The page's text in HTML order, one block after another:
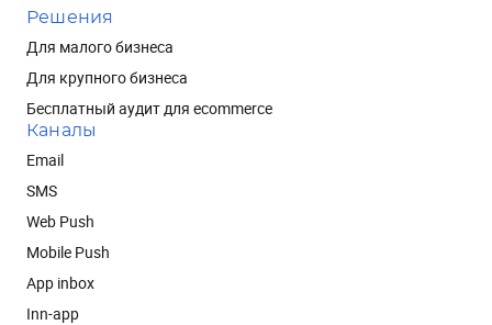
Решения
Для малого бизнеса
Для крупного бизнеса
Бесплатный аудит для ecommerce
Каналы
Email
SMS
Web Push
Mobile Push
App inbox
Inn-app